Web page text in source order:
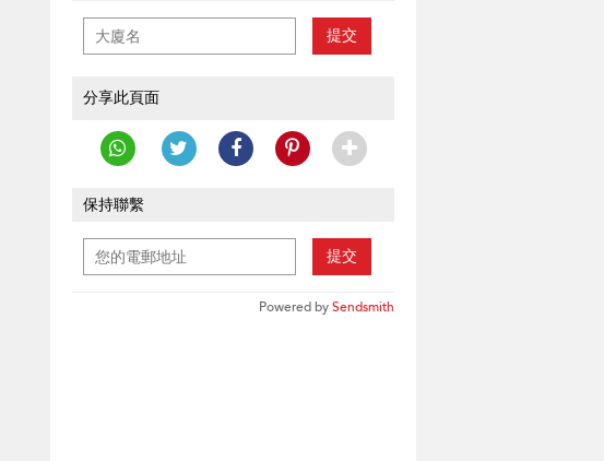
提交
分享此頁面
保持聯繫
提交
Powered bySendsmith